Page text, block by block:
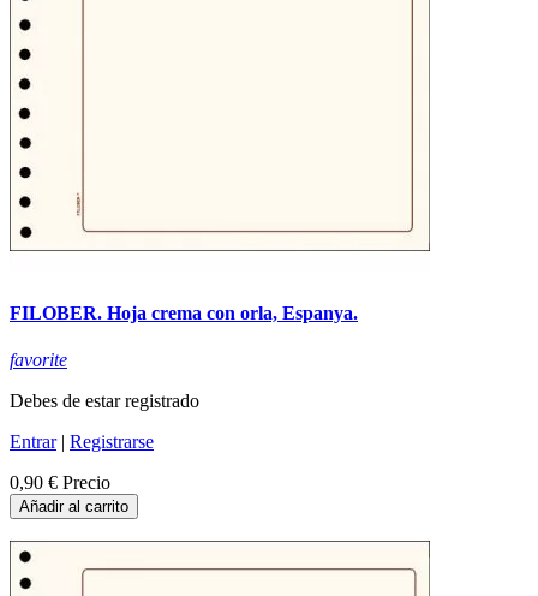
FILOBER. Hoja crema con orla, Espanya.
favorite
Debes de estar registrado
Entrar| Registrarse
0,90 € Precio
Añadir al carrito